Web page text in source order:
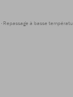
Repassage à basse